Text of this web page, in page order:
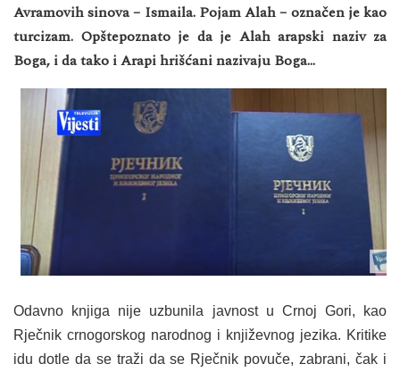
Avramovih sinova – Ismaila. Pojam Alah – označen je kao
turcizam. Opštepoznato je da je Alah arapski naziv za
Boga, i da tako i Arapi hrišćani nazivaju Boga…
Odavno knjiga nije uzbunila javnost u Crnoj Gori, kao
Rječnik crnogorskog narodnog i književnog jezika. Kritike
idu dotle da se traži da se Rječnik povuče, zabrani, čak i